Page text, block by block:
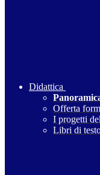
Didattica
Offerta
I progetti
Libri di